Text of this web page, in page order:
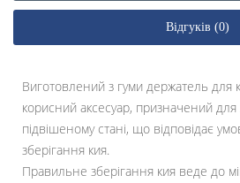
Відгуків (0)
Виготовлений з гуми держатель для
корисний аксесуар, призначений для
підвішеному стані, що відповідає
зберігання кия.
Правильне зберігання кия веде до